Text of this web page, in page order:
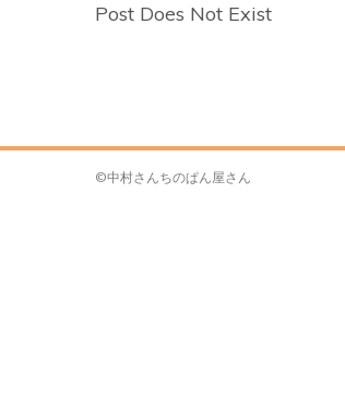
Post Does Not Exist
©中村さんちのぱん屋さん